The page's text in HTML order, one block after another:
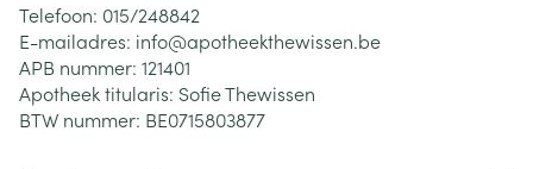
Telefoon: 015/248842
E-mailadres: info@apotheekthewissen.be
APB nummer: 121401
Apotheek titularis: Sofie Thewissen
BTW nummer: BE0715803877